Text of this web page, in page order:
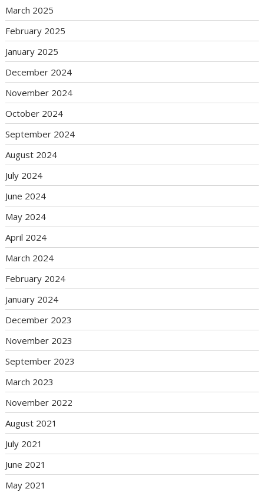
March 2025
February 2025
January 2025
December 2024
November 2024
October 2024
September 2024
August 2024
July 2024
June 2024
May 2024
April 2024
March 2024
February 2024
January 2024
December 2023
November 2023
September 2023
March 2023
November 2022
August 2021
July 2021
June 2021
May 2021